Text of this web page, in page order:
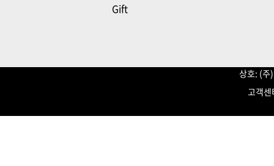
Gift
상호: (
고객